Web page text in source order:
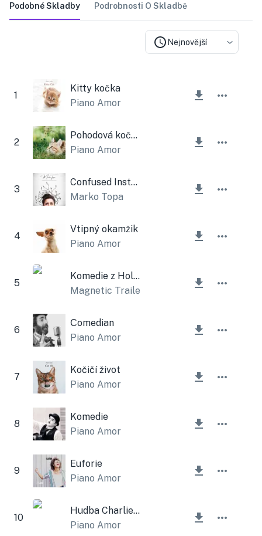
Podobné Skladby Podrobnosti O Skladbě
Nejnovější
1
Kitty kočka
Piano Amor
2
Pohodová kočka
Piano Amor
3
Confused Instrumental
Marko Topa
4
Vtipný okamžik
Piano Amor
5
Komedie z Hollywoodu
Magnetic Trailer
6
Сomedian
Piano Amor
7
Kočičí život
Piano Amor
8
Komedie
Piano Amor
9
Euforie
Piano Amor
10
Hudba Charlieho Chaplina
Piano Amor